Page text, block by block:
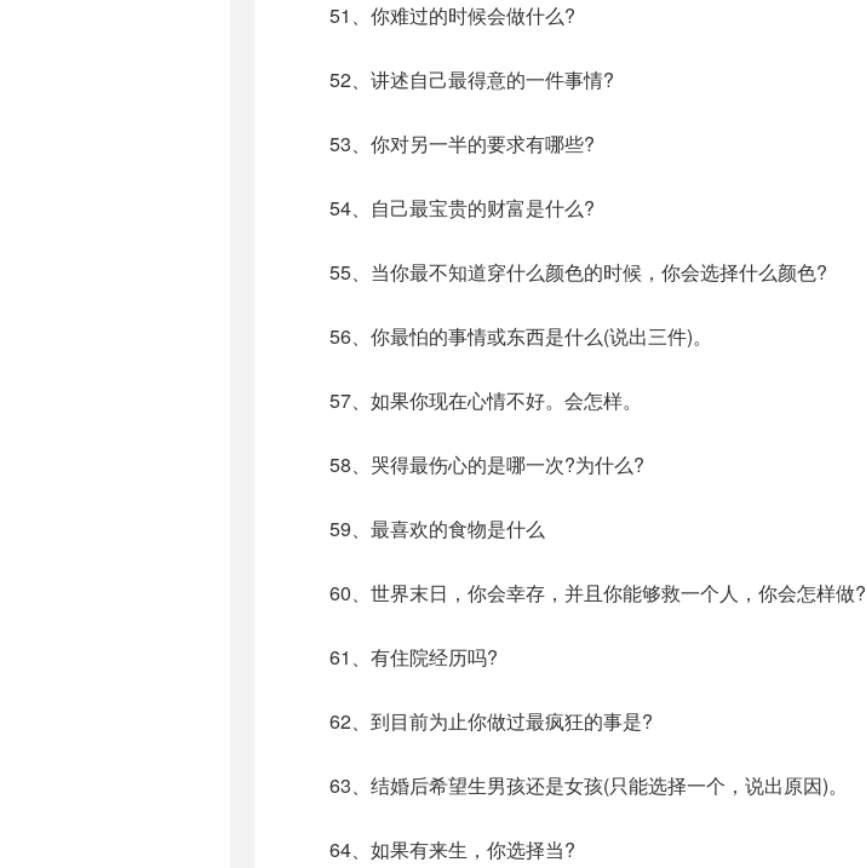
51、你难过的时候会做什么?
52、讲述自己最得意的一件事情?
53、你对另一半的要求有哪些?
54、自己最宝贵的财富是什么?
55、当你最不知道穿什么颜色的时候，你会选择什么颜色?
56、你最怕的事情或东西是什么(说出三件)。
57、如果你现在心情不好。会怎样。
58、哭得最伤心的是哪一次?为什么?
59、最喜欢的食物是什么
60、世界末日，你会幸存，并且你能够救一个人，你会怎样做?
61、有住院经历吗?
62、到目前为止你做过最疯狂的事是?
63、结婚后希望生男孩还是女孩(只能选择一个，说出原因)。
64、如果有来生，你选择当?